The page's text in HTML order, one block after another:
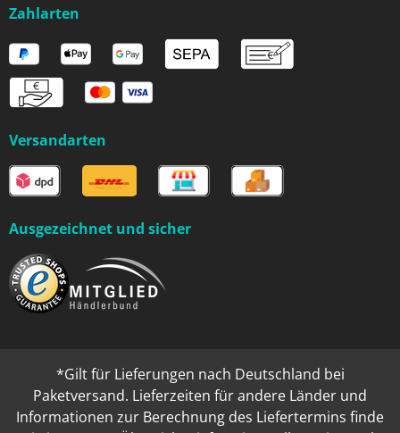
Zahlarten
Versandarten
Ausgezeichnet und sicher
*Gilt für Lieferungen nach Deutschland bei
Paketversand. Lieferzeiten für andere Länder und
Informationen zur Berechnung des Liefertermins finde